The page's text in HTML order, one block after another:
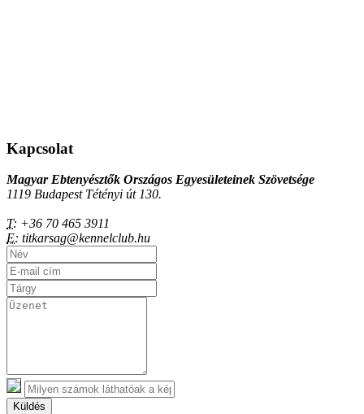
Kapcsolat
Magyar Ebtenyésztők Országos Egyesületeinek Szövetsége
1119 Budapest Tétényi út 130.
T: +36 70 465 3911
E: titkarsag@kennelclub.hu
Küldés